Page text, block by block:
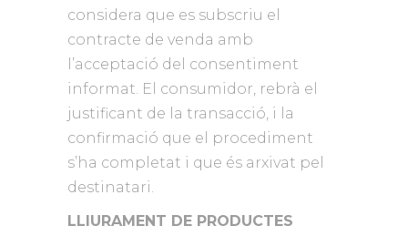
considera que es subscriu el
contracte de venda amb
l’acceptació del consentiment
informat. El consumidor, rebrà el
justificant de la transacció, i la
confirmació que el procediment
s’ha completat i que és arxivat pel
destinatari.
LLIURAMENT DE PRODUCTES